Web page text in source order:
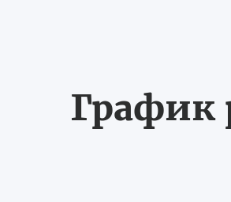
График